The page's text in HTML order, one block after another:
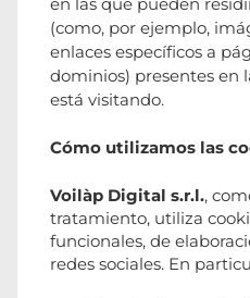
(como, por ejemplo,
enlaces específicos a
dominios) presentes en
está visitando.
Cómo utilizamos las
Voilàp Digital s.r.l.,
tratamiento, utiliza
funcionales, de
redes sociales. En